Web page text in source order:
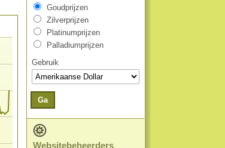
Goudprijzen
Zilverprijzen
Platinumprijzen
Palladiumprijzen
Gebruik
Ga
Websitebeheerders